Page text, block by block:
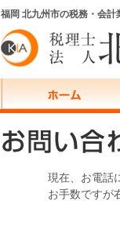
福岡 北九州市の税務・会
現在、お電話
お手数ですが